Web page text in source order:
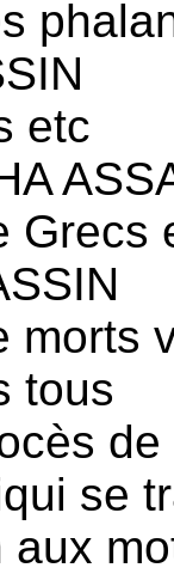
etc
Grecs
morts
tous
se
aux